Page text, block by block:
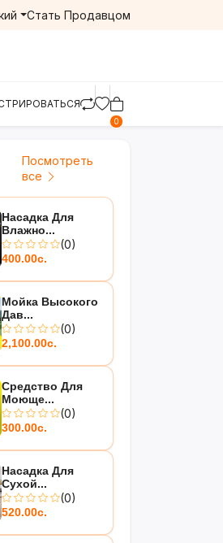
Стать Продавцом
0
Посмотреть
все
Насадка Для
Влажно...
(0)
400.00с.
Мойка Высокого
Дав...
(0)
2,100.00с.
Средство Для
Моюще...
(0)
300.00с.
Насадка Для
Сухой...
(0)
520.00с.